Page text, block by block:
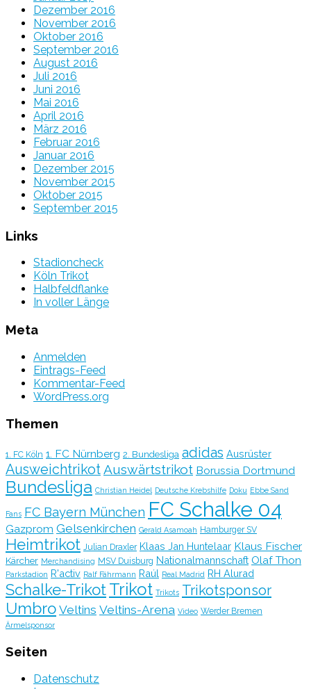
Dezember 2016
November 2016
Oktober 2016
September 2016
August 2016
Juli 2016
Juni 2016
Mai 2016
April 2016
März 2016
Februar 2016
Januar 2016
Dezember 2015
November 2015
Oktober 2015
September 2015
Links
Stadioncheck
Köln Trikot
Halbfeldflanke
In voller Länge
Meta
Anmelden
Eintrags-Feed
Kommentar-Feed
WordPress.org
Themen
1. FC Köln 1. FC Nürnberg 2. Bundesliga adidas Ausrüster
AusweichtrikotAuswärtstrikot Borussia Dortmund
Bundesliga Christian Heidel Deutsche Krebshilfe Doku Ebbe Sand
Fans FC Bayern München FC Schalke 04
Gazprom Gelsenkirchen Gerald Asamoah Hamburger SV
Heimtrikot Julian Draxler Klaas Jan Huntelaar Klaus Fischer
Kärcher Merchandising MSV Duisburg Nationalmannschaft Olaf Thon
Parkstadion R'activ Ralf Fährmann Raúl Real Madrid RH Alurad
Schalke-TrikotTrikot Trikots Trikotsponsor
Umbro Veltins Veltins-Arena Video Werder Bremen
Ärmelsponsor
Seiten
Datenschutz